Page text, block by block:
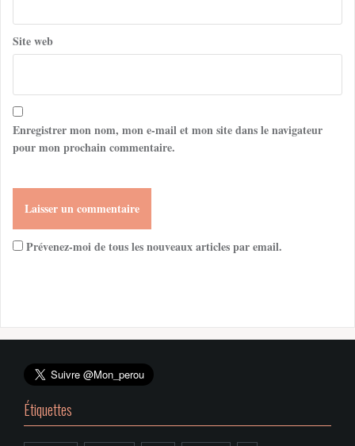
Site web
Enregistrer mon nom, mon e-mail et mon site dans le navigateur
pour mon prochain commentaire.
Prévenez-moi de tous les nouveaux articles par email.
Étiquettes